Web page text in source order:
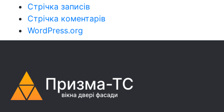
Стрічка записів
Стрічка коментарів
WordPress.org